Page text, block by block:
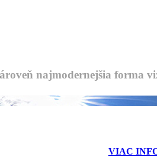
najmodernejšia forma
VIAC